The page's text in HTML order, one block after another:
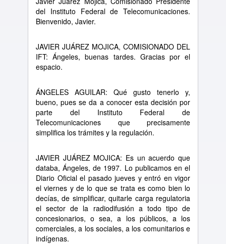
del Instituto Federal de Telecomunicaciones.
Bienvenido, Javier.
JAVIER JUÁREZ MOJICA, COMISIONADO DEL
IFT: Ángeles, buenas tardes. Gracias por el
espacio.
ÁNGELES AGUILAR: Qué gusto tenerlo y,
bueno, pues se da a conocer esta decisión por
parte del Instituto Federal de
Telecomunicaciones que precisamente
simplifica los trámites y la regulación.
JAVIER JUÁREZ MOJICA: Es un acuerdo que
databa, Ángeles, de 1997. Lo publicamos en el
Diario Oficial el pasado jueves y entró en vigor
el viernes y de lo que se trata es como bien lo
decías, de simplificar, quitarle carga regulatoria
el sector de la radiodifusión a todo tipo de
concesionarios, o sea, a los públicos, a los
comerciales, a los sociales, a los comunitarios e
indígenas.